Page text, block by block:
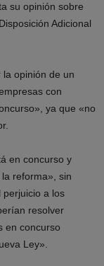
su opinión sobre
Adicional
opinión de un
con
ya que «no
en concurso y
reforma», sin
a los
resolver
en concurso
Ley».